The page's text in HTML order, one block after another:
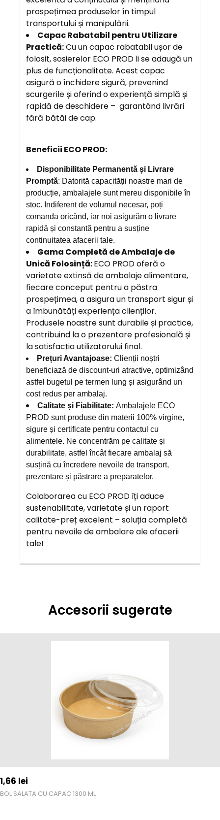
prospețimea produselor în timpul
transportului și manipulării.
Capac Rabatabil pentru Utilizare
Practică:Cu un capac rabatabil ușor de
folosit, sosierelor ECO PROD li se adaugă un
plus de funcționalitate. Acest capac
asigură o închidere sigură, prevenind
scurgerile și oferind o experiență simplă și
rapidă de deschidere – garantând livrări
fără bătăi de cap.
Beneficii ECO PROD:
Disponibilitate Permanentă și Livrare
Promptă: Datorită capacității noastre mari de
producție, ambalajele sunt mereu disponibile în
stoc. Indiferent de volumul necesar, poți
comanda oricând, iar noi asigurăm o livrare
rapidă și constantă pentru a susține
continuitatea afacerii tale.
Gama Completă de Ambalaje de
Unică Folosință:ECO PROD oferă o
varietate extinsă de ambalaje alimentare,
fiecare conceput pentru a păstra
prospețimea, a asigura un transport sigur și
a îmbunătăți experiența clienților.
Produsele noastre sunt durabile și practice,
contribuind la o prezentare profesională și
la satisfacția utilizatorului final.
Prețuri Avantajoase: Clienții noștri
beneficiază de discount-uri atractive, optimizând
astfel bugetul pe termen lung și asigurând un
cost redus per ambalaj.
Calitate și Fiabilitate: Ambalajele ECO
PROD sunt produse din materii 100% virgine,
sigure și certificate pentru contactul cu
alimentele. Ne concentrăm pe calitate și
durabilitate, astfel încât fiecare ambalaj să
susțină cu încredere nevoile de transport,
prezentare și păstrare a preparatelor.
Colaborarea cu ECO PROD îți aduce
sustenabilitate, varietate și un raport
calitate-preț excelent – soluția completă
pentru nevoile de ambalare ale afacerii
tale!
Accesorii sugerate
1,66 lei
BOL SALATA CU CAPAC 1300 ML